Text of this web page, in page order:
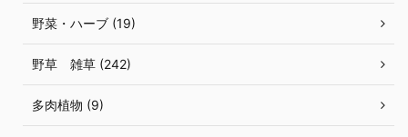
野菜・ハーブ (19)
野草 雑草 (242)
多肉植物 (9)